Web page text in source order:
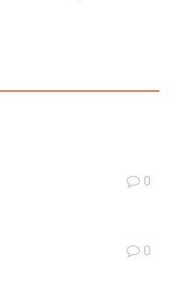
0
0